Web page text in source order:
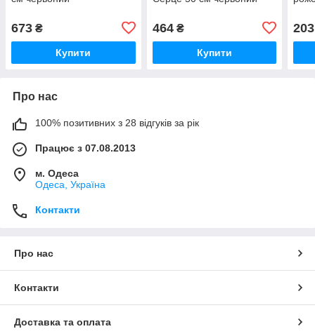
673 ₴
Купити
464₴
Купити
203
Про нас
100% позитивних з 28 відгуків за рік
Працює з 07.08.2013
м. Одеса
Одеса, Україна
Контакти
Про нас
Контакти
Доставка та оплата